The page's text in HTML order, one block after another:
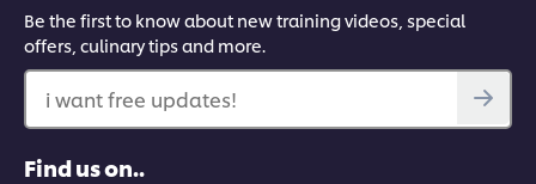
Be the first to know about new training videos, special
offers, culinary tips and more.
i want free updates!
Find us on..